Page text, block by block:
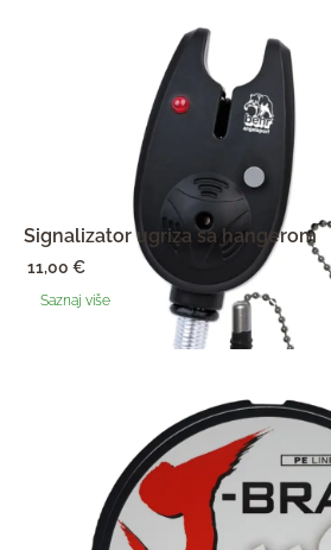
Signalizator ugriza sa hangerom
11,00€
Saznaj više